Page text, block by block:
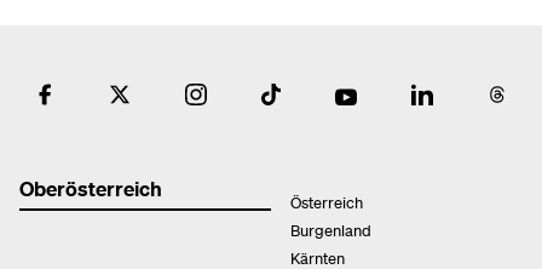
Oberösterreich
Österreich
Burgenland
Kärnten